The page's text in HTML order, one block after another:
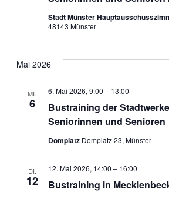
Stadt Münster
48143 Münster
Mai 2026
MI.
6
Bustraining der
Seniorinnen und Senioren
6. Mai 2026, 9:00 – 13:00
Domplatz Domplatz 23, Münster
DI.
12 Bustraining in
12. Mai 2026, 14:00 – 16:00